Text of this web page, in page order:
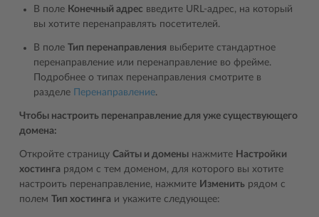
В поле Конечный адрес введите URL-адрес, на который
вы хотите перенаправлять посетителей.
В поле Тип перенаправления выберите стандартное
перенаправление или перенаправление во фрейме.
Подробнее о типах перенаправления смотрите в
разделе
Перенаправление.
Чтобы настроить перенаправление для уже существующего
домена:
Откройте страницу Сайты и домены нажмите Настройки
хостинга рядом с тем доменом, для которого вы хотите
настроить перенаправление, нажмите Изменить рядом с
полем Тип хостинга и укажите следующее: